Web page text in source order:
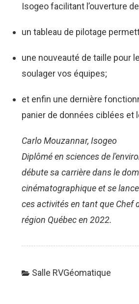
Isogeo facilitant l’ouverture
un tableau de pilotage
une nouveauté de taille pour
soulager vos équipes;
et enfin une dernière
panier de données ciblées et
Carlo Mouzannar, Isogeo
Diplômé en sciences de
débute sa carrière dans le
cinématographique et se
ces activités en tant que Chef
région Québec en 2022.
Salle RVGéomatique